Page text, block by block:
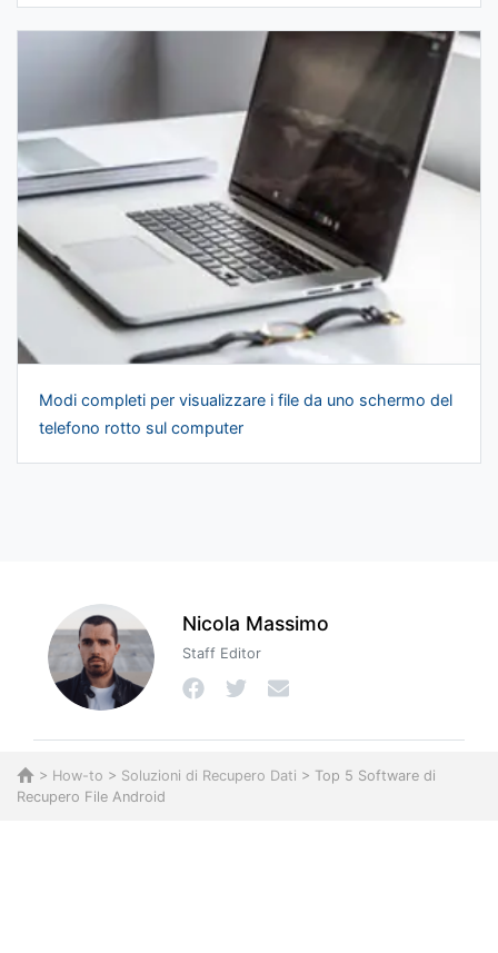
Modi completi per visualizzare i file da uno schermo del
telefono rotto sul computer
Nicola Massimo
Staff Editor
> How-to > Soluzioni di Recupero Dati > Top 5 Software di
Recupero File Android